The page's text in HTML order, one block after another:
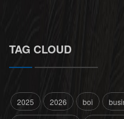
TAG CLOUD
2025 2026 boi